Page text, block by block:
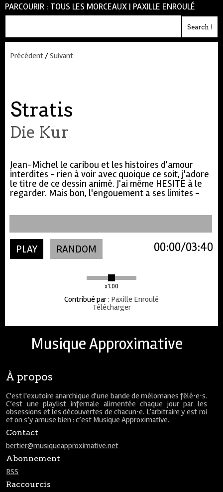
PARCOURIR : TOUS LES MORCEAUX | PAXILLE ENROULÉ
Précédent/Suivant
Stratis
Die Kur
Jean-Michel le caribou et les histoires d'amour
interdites - rien à voir avec quoique ce soit, j'adore
le titre de ce dessin animé. J'ai même HESITE à le
regarder. Mais bon, l'engouement a ses limites -
PLAY RANDOM
x1.00
03:40
00:00
Contribué par: Paxille Enroulé
Télécharger
Musique Approximative
À propos
C'est l'exutoire anarchique d'une bande de mélomanes fêlé⋅e⋅s.
C’est une playlist infernale alimentée chaque jour par les
obsessions et les découvertes de chacun⋅e. L’arbitraire y est roi
et on s’y amuse bien : c’est Musique Approximative.
Contact
bertier@musiqueapproximative.net
Abonnement
RSS
Raccourcis